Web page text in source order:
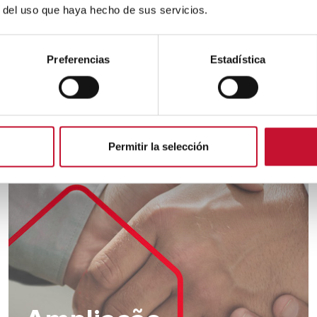
uso que haya hecho de sus servicios.
Preferencias Estadística
Permitir la selección
podemos
melhor se adapta às suas
de assistência técnica oficial com